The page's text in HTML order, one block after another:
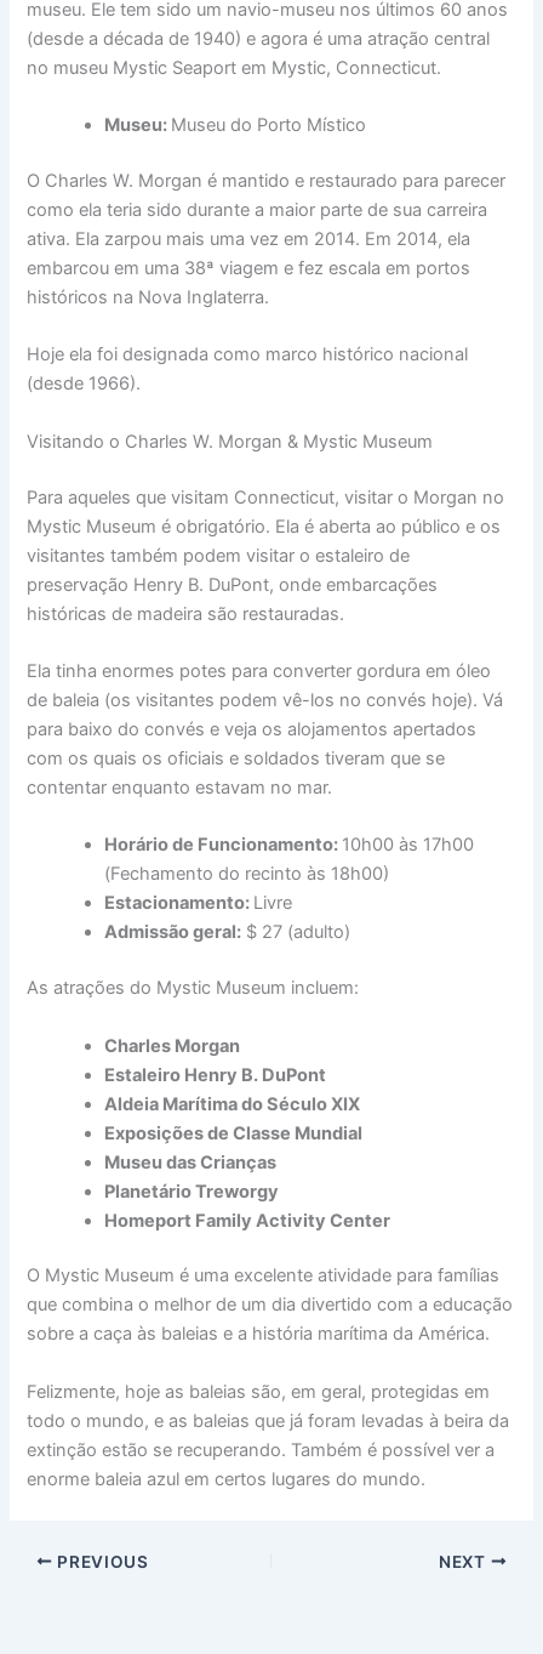
museu. Ele tem sido um navio-museu nos últimos 60 anos
(desde a década de 1940) e agora é uma atração central
no museu Mystic Seaport em Mystic, Connecticut.
Museu: Museu do Porto Místico
O Charles W. Morgan é mantido e restaurado para parecer
como ela teria sido durante a maior parte de sua carreira
ativa. Ela zarpou mais uma vez em 2014. Em 2014, ela
embarcou em uma 38ª viagem e fez escala em portos
históricos na Nova Inglaterra.
Hoje ela foi designada como marco histórico nacional
(desde 1966).
Visitando o Charles W. Morgan & Mystic Museum
Para aqueles que visitam Connecticut, visitar o Morgan no
Mystic Museum é obrigatório. Ela é aberta ao público e os
visitantes também podem visitar o estaleiro de
preservação Henry B. DuPont, onde embarcações
históricas de madeira são restauradas.
Ela tinha enormes potes para converter gordura em óleo
de baleia (os visitantes podem vê-los no convés hoje). Vá
para baixo do convés e veja os alojamentos apertados
com os quais os oficiais e soldados tiveram que se
contentar enquanto estavam no mar.
Horário de Funcionamento: 10h00 às 17h00
(Fechamento do recinto às 18h00)
Estacionamento: Livre
Admissão geral: $ 27 (adulto)
As atrações do Mystic Museum incluem:
Charles Morgan
Estaleiro Henry B. DuPont
Aldeia Marítima do Século XIX
Exposições de Classe Mundial
Museu das Crianças
Planetário Treworgy
Homeport Family Activity Center
O Mystic Museum é uma excelente atividade para famílias
que combina o melhor de um dia divertido com a educação
sobre a caça às baleias e a história marítima da América.
Felizmente, hoje as baleias são, em geral, protegidas em
todo o mundo, e as baleias que já foram levadas à beira da
extinção estão se recuperando. Também é possível ver a
enorme baleia azul em certos lugares do mundo.
PREVIOUS NEXT